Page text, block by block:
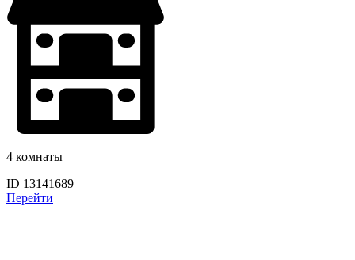
4 комнаты
ID 13141689
Перейти